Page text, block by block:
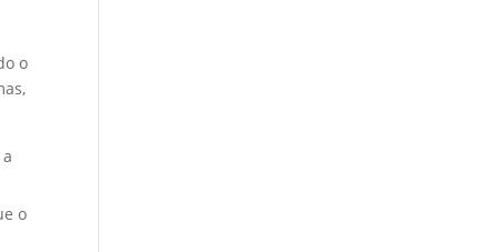
o
o